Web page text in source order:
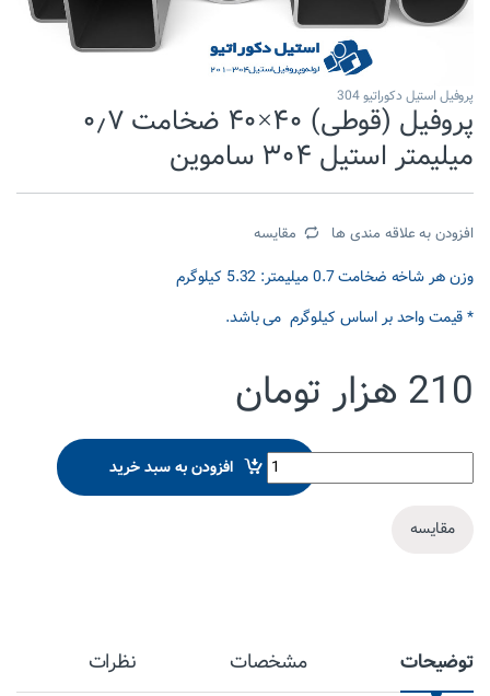
پروفیل استیل دکوراتیو 304
پروفیل (قوطی) ۴۰×۴۰ ضخامت ۰٫۷
میلیمتر استیل ۳۰۴ ساموین
افزودن به علاقه مندی ها مقایسه
وزن هر شاخه ضخامت 0.7 میلیمتر: 5.32 کیلوگرم
* قیمت واحد بر اساس کیلوگرم می باشد.
210 هزار تومان
پروفیل (قوطی) 40x40 ضخامت 0.7 میلیمتر استیل 304 ساموین quantity افزودن به سبد خرید
مقایسه
توضیحات مشخصات نظرات